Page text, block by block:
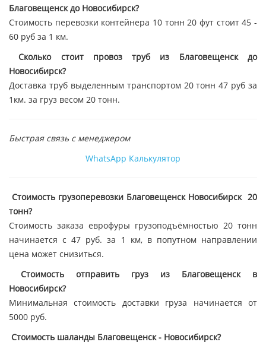
Благовещенск до Новосибирск?
Стоимость перевозки контейнера 10 тонн 20 фут стоит 45 -
60 руб за 1 км.
Сколько стоит провоз труб из Благовещенск до
Новосибирск?
Доставка труб выделенным транспортом 20 тонн 47 руб за
1км. за груз весом 20 тонн.
Быстрая связь с менеджером
WhatsApp Калькулятор
Стоимость грузоперевозки Благовещенск Новосибирск 20
тонн?
Стоимость заказа еврофуры грузоподъёмностью 20 тонн
начинается с 47 руб. за 1 км, в попутном направлении
цена может снизиться.
Стоимость отправить груз из Благовещенск в
Новосибирск?
Минимальная стоимость доставки груза начинается от
5000 руб.
Стоимость шаланды Благовещенск - Новосибирск?